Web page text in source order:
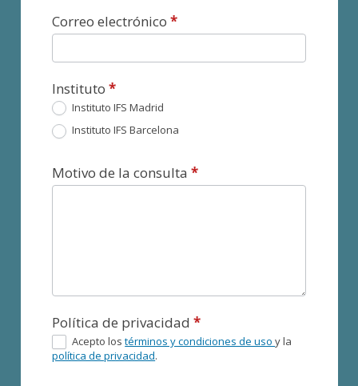
Correo electrónico*
Instituto*
Instituto IFS Madrid
Instituto IFS Barcelona
Motivo de la consulta*
Política de privacidad*
Acepto lostérminos y condiciones de usoy la
política de privacidad.